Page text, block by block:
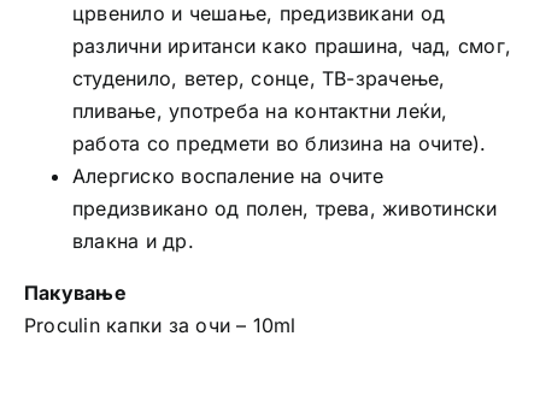
црвенило и чешање, предизвикани од
различни иританси како прашина, чад, смог,
студенило, ветер, сонце, ТВ-зрачење,
пливање, употреба на контактни леќи,
работа со предмети во близина на очите).
Алергиско воспаление на очите
предизвикано од полен, трева, животински
влакна и др.
Пакување
Proculin капки за очи – 10ml